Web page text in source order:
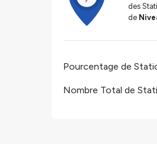
des
de
Pourcentage de
Nombre Total de